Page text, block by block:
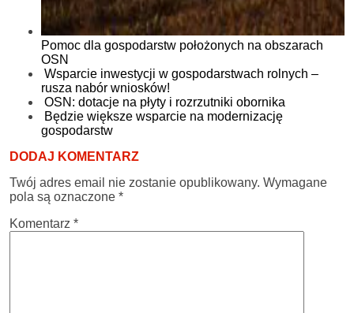
Pomoc dla gospodarstw położonych na obszarach
OSN
Wsparcie inwestycji w gospodarstwach rolnych –
rusza nabór wniosków!
OSN: dotacje na płyty i rozrzutniki obornika
Będzie większe wsparcie na modernizację
gospodarstw
DODAJ KOMENTARZ
Twój adres email nie zostanie opublikowany. Wymagane
pola są oznaczone *
Komentarz *